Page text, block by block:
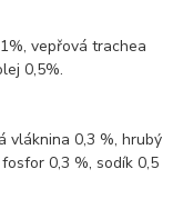
vepřová trachea
0,5%.
vláknina 0,3 %, hrubý
0,3 %, sodík 0,5